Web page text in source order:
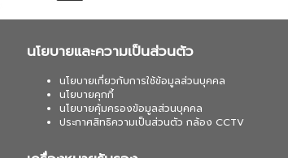
นโยบายและความเป็นส่วนตัว
นโยบายเกี่ยวกับการใช้ข้อมูลส่วนบุคคล
นโยบายคุกกี้
นโยบายคุ้มครองข้อมูลส่วนบุคคล
ประกาศสิทธิความเป็นส่วนตัว กล้อง CCTV